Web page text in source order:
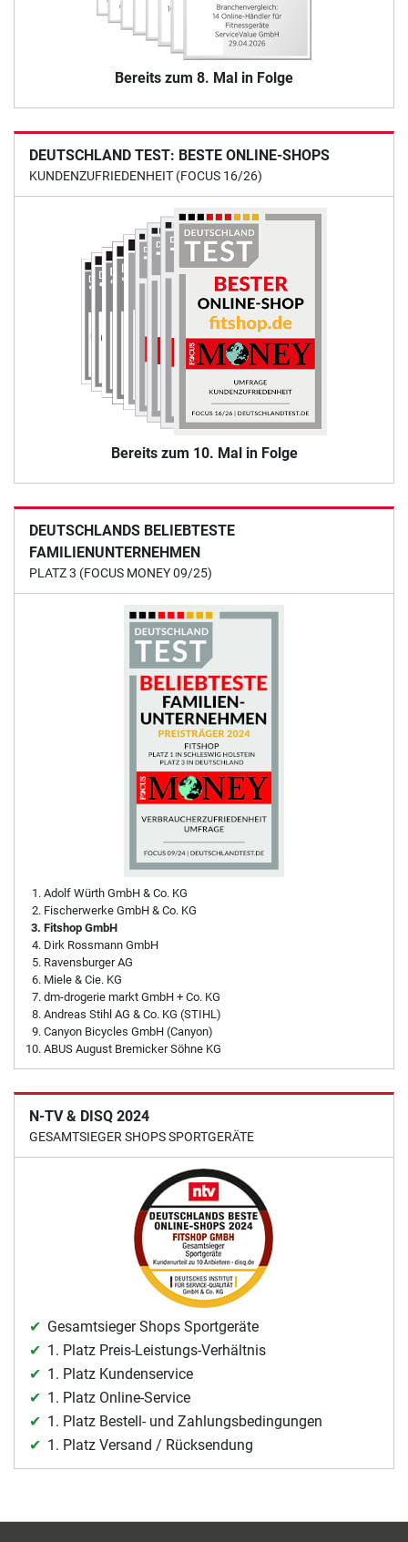
Bereits zum 8. Mal in Folge
DEUTSCHLAND TEST: BESTE ONLINE-SHOPS
KUNDENZUFRIEDENHEIT (FOCUS 16/26)
Bereits zum 10. Mal in Folge
DEUTSCHLANDS BELIEBTESTE
FAMILIENUNTERNEHMEN
PLATZ 3 (FOCUS MONEY 09/25)
Adolf Würth GmbH & Co. KG
Fischerwerke GmbH & Co. KG
Fitshop GmbH
Dirk Rossmann GmbH
Ravensburger AG
Miele & Cie. KG
dm-drogerie markt GmbH + Co. KG
Andreas Stihl AG & Co. KG (STIHL)
Canyon Bicycles GmbH (Canyon)
ABUS August Bremicker Söhne KG
N-TV & DISQ 2024
GESAMTSIEGER SHOPS SPORTGERÄTE
Gesamtsieger Shops Sportgeräte
1. Platz Preis-Leistungs-Verhältnis
1. Platz Kundenservice
1. Platz Online-Service
1. Platz Bestell- und Zahlungsbedingungen
1. Platz Versand / Rücksendung